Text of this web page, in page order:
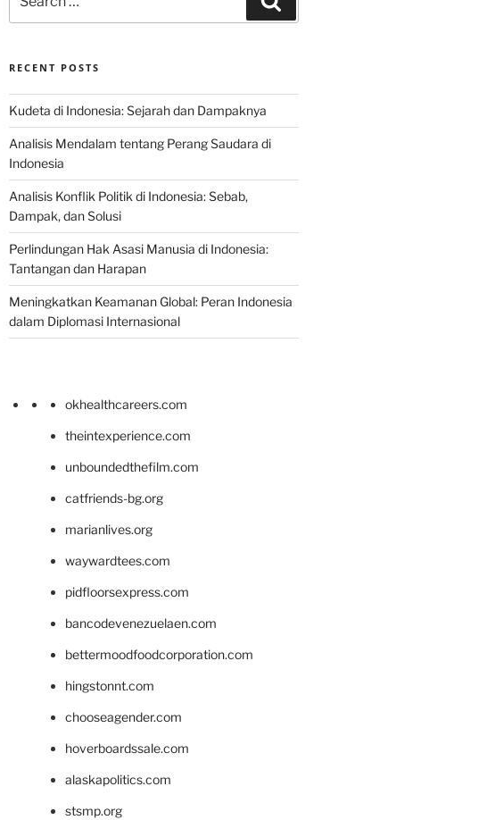
for:
RECENT POSTS
Kudeta di Indonesia: Sejarah dan Dampaknya
Analisis Mendalam tentang Perang Saudara di
Indonesia
Analisis Konflik Politik di Indonesia: Sebab,
Dampak, dan Solusi
Perlindungan Hak Asasi Manusia di Indonesia:
Tantangan dan Harapan
Meningkatkan Keamanan Global: Peran Indonesia
dalam Diplomasi Internasional
okhealthcareers.com
theintexperience.com
unboundedthefilm.com
catfriends-bg.org
marianlives.org
waywardtees.com
pidfloorsexpress.com
bancodevenezuelaen.com
bettermoodfoodcorporation.com
hingstonnt.com
chooseagender.com
hoverboardssale.com
alaskapolitics.com
stsmp.org